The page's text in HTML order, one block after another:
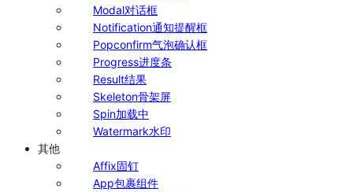
Modal对话框
Notification通知提醒框
Popconfirm气泡确认框
Progress进度条
Result结果
Skeleton骨架屏
Spin加载中
Watermark水印
其他
Affix固钉
App包裹组件